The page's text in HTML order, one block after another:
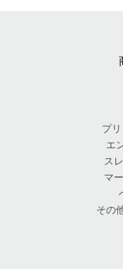
プ
エ
ス
マ
その